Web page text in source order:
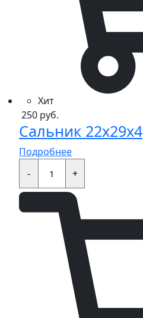
Хит
250 руб.
Сальник 22x29x4
Подробнее
-
Сальник
22x29x4+